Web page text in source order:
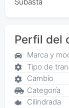
Perfil del
Marca y
Tipo de
Cambio
Categoría
Cilindrada